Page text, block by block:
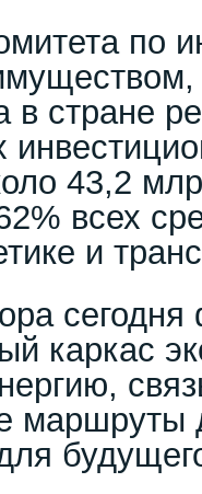
по
в стране
43,2
всех
и
каркас
маршруты